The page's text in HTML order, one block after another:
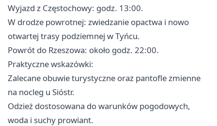
Wyjazd z Częstochowy: godz. 13:00.
W drodze powrotnej: zwiedzanie opactwa i nowo
otwartej trasy podziemnej w Tyńcu.
Powrót do Rzeszowa: około godz. 22:00.
Praktyczne wskazówki:
Zalecane obuwie turystyczne oraz pantofle zmienne
na nocleg u Sióstr.
Odzież dostosowana do warunków pogodowych,
woda i suchy prowiant.